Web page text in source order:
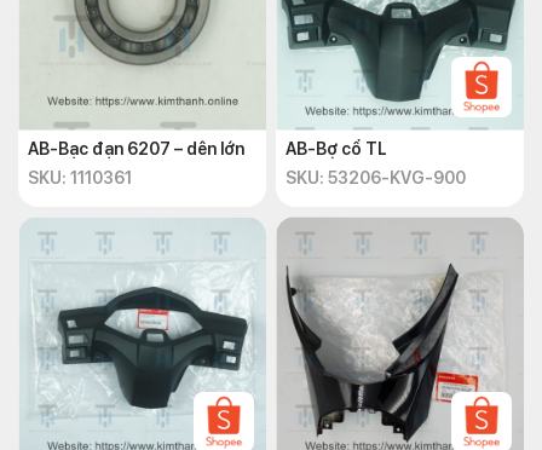
AB-Bạc đạn 6207 – dên lớn
SKU: 1110361
AB-Bợ cổ TL
SKU: 53206-KVG-900